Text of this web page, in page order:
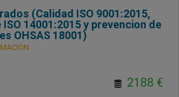
(Calidad ISO 9001:2015,
14001:2015 y prevencion de
OHSAS 18001)
2188 €